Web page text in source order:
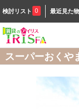
検討リスト 0 最近見た
スーパーおくや